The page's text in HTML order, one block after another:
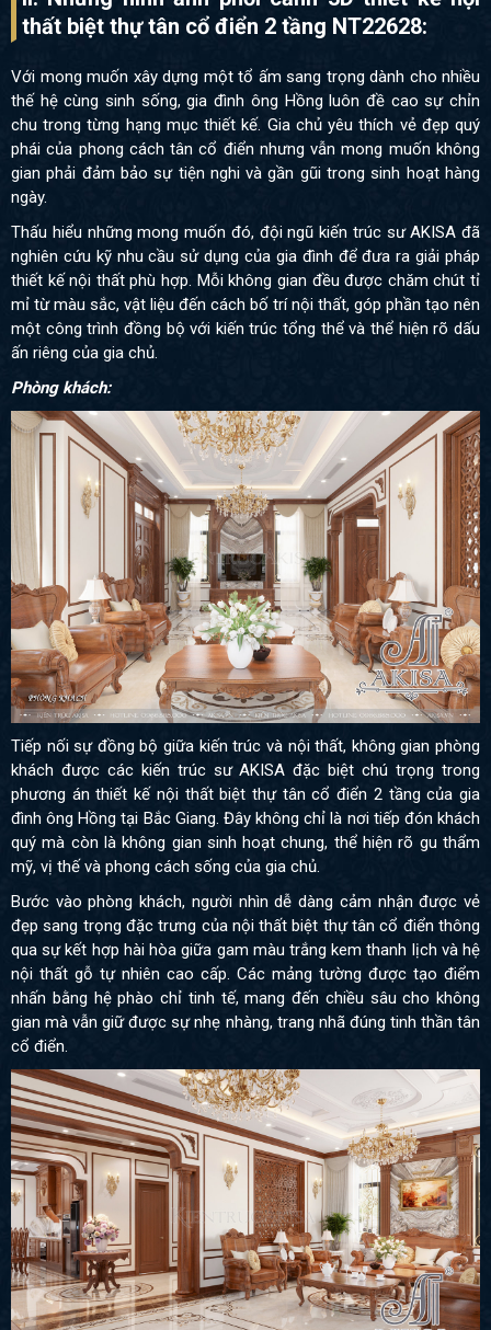
thất biệt thự tân cổ điển 2 tầng NT22628:
Với mong muốn xây dựng một tổ ấm sang trọng dành cho nhiều
thế hệ cùng sinh sống, gia đình ông Hồng luôn đề cao sự chỉn
chu trong từng hạng mục thiết kế. Gia chủ yêu thích vẻ đẹp quý
phái của phong cách tân cổ điển nhưng vẫn mong muốn không
gian phải đảm bảo sự tiện nghi và gần gũi trong sinh hoạt hàng
ngày.
Thấu hiểu những mong muốn đó, đội ngũ kiến trúc sư AKISA đã
nghiên cứu kỹ nhu cầu sử dụng của gia đình để đưa ra giải pháp
thiết kế nội thất phù hợp. Mỗi không gian đều được chăm chút tỉ
mỉ từ màu sắc, vật liệu đến cách bố trí nội thất, góp phần tạo nên
một công trình đồng bộ với kiến trúc tổng thể và thể hiện rõ dấu
ấn riêng của gia chủ.
Phòng khách:
Tiếp nối sự đồng bộ giữa kiến trúc và nội thất, không gian phòng
khách được các kiến trúc sư AKISA đặc biệt chú trọng trong
phương án thiết kế nội thất biệt thự tân cổ điển 2 tầng của gia
đình ông Hồng tại Bắc Giang. Đây không chỉ là nơi tiếp đón khách
quý mà còn là không gian sinh hoạt chung, thể hiện rõ gu thẩm
mỹ, vị thế và phong cách sống của gia chủ.
Bước vào phòng khách, người nhìn dễ dàng cảm nhận được vẻ
đẹp sang trọng đặc trưng của nội thất biệt thự tân cổ điển thông
qua sự kết hợp hài hòa giữa gam màu trắng kem thanh lịch và hệ
nội thất gỗ tự nhiên cao cấp. Các mảng tường được tạo điểm
nhấn bằng hệ phào chỉ tinh tế, mang đến chiều sâu cho không
gian mà vẫn giữ được sự nhẹ nhàng, trang nhã đúng tinh thần tân
cổ điển.